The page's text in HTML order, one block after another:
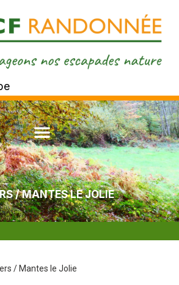
/ MANTES LE JOLIE
/ Mantes le Jolie